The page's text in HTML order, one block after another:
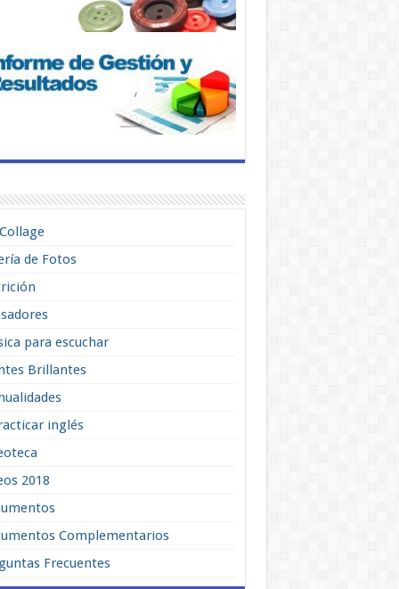
de Fotos
para escuchar
Brillantes
inglés
2018
Complementarios
Frecuentes